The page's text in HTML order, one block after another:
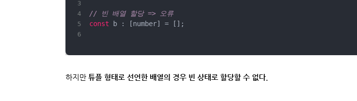
// 빈 배열 할당 => 오류
const b : [number] = [];
하지만 튜플 형태로 선언한 배열의 경우 빈 상태로 할당할 수 없다.